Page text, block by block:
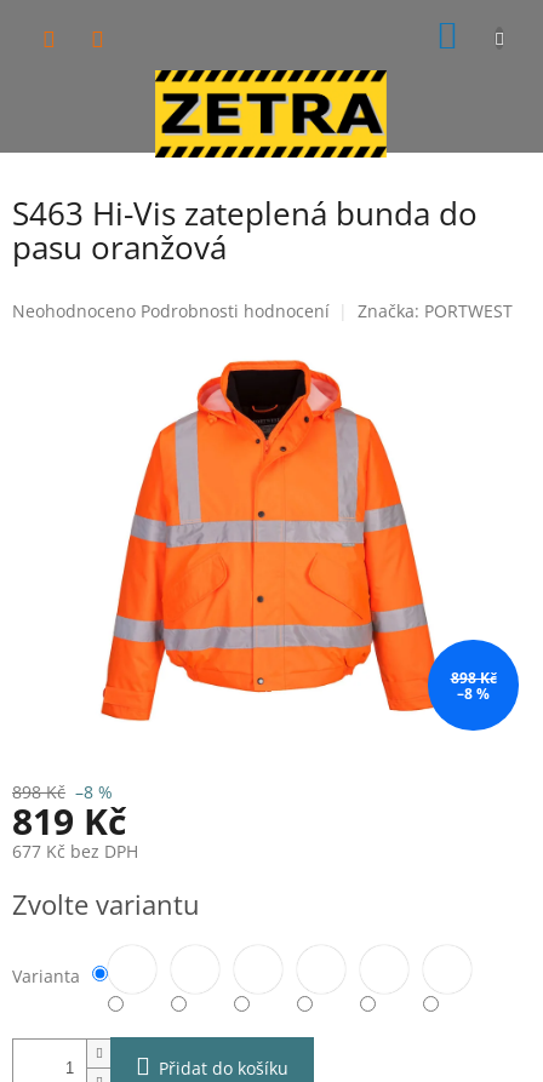
S463 Hi-Vis zateplená bunda do
pasu oranžová
Průměrné
Neohodnoceno Podrobnosti hodnocení Značka: PORTWEST
898 Kč
–8 %
898 Kč –8 %
819 Kč
677 Kč bez DPH
cena:
Zvolte variantu
Varianta
Přidat do košíku